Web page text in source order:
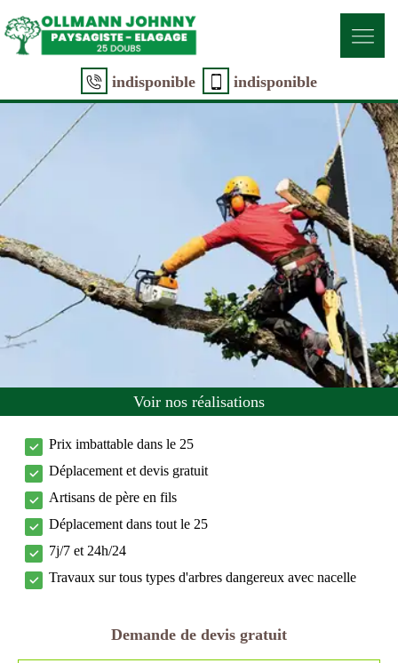
indisponible indisponible
Voir nos réalisations
Prix imbattable dans le 25
Déplacement et devis gratuit
Artisans de père en fils
Déplacement dans tout le 25
7j/7 et 24h/24
Travaux sur tous types d'arbres dangereux avec nacelle
Demande de devis gratuit